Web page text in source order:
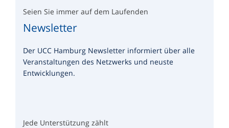
Seien Sie immer auf dem Laufenden
Newsletter
Der UCC Hamburg Newsletter informiert über alle
Veranstaltungen des Netzwerks und neuste
Entwicklungen.
Jede Unterstützung zählt